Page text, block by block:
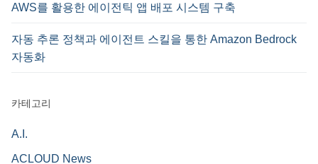
AWS를 활용한 에이전틱 앱 배포 시스템 구축
자동 추론 정책과 에이전트 스킬을 통한 Amazon Bedrock
자동화
카테고리
A.I.
ACLOUD News